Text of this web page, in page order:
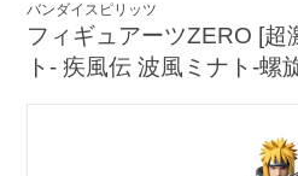
バンダイスピリッツ
フィギュアーツZERO [超
ト- 疾風伝 波風ミナト-螺